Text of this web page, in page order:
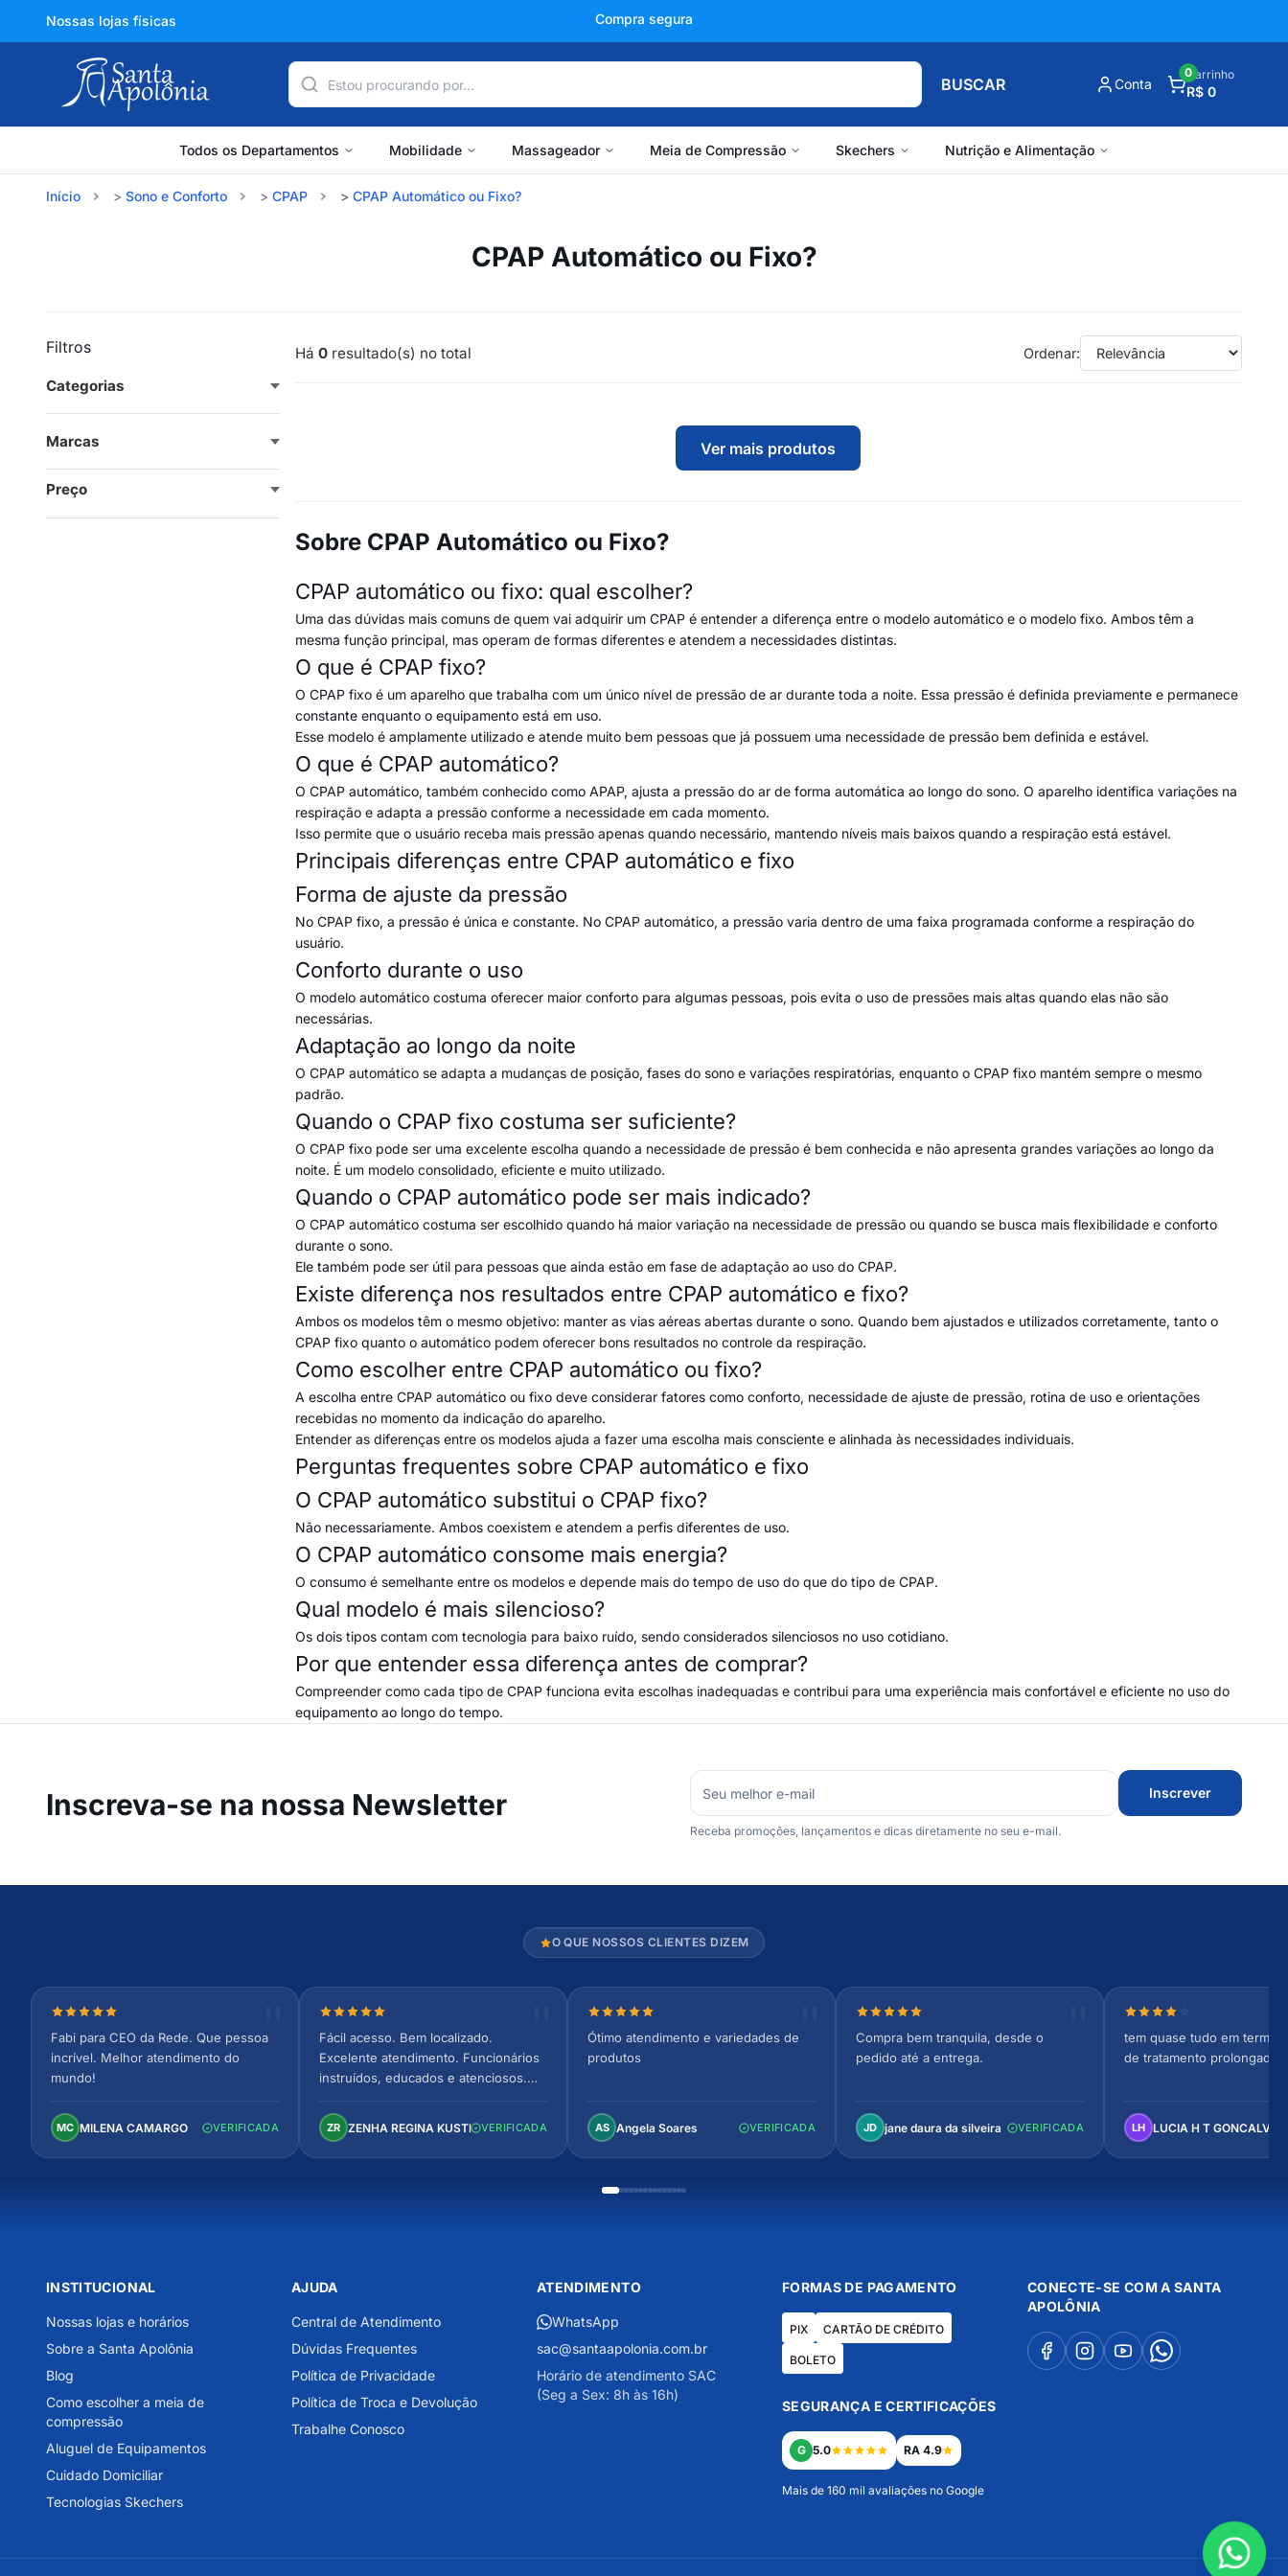
Nossas lojas físicas Compra segura
BUSCAR Conta
Carrinho
R$ 0
0
Todos os Departamentos Mobilidade Massageador Meia de Compressão Skechers Nutrição e Alimentação
Início Sono e Conforto CPAP CPAP Automático ou Fixo?
CPAP Automático ou Fixo?
Filtros
Preço
Categorias
Marcas
Há 0resultado(s) no total Ordenar:
Ver mais produtos
Sobre CPAP Automático ou Fixo?
CPAP automático ou fixo: qual escolher?
Uma das dúvidas mais comuns de quem vai adquirir um CPAP é entender a diferença entre o modelo automático e o modelo fixo. Ambos têm a
mesma função principal, mas operam de formas diferentes e atendem a necessidades distintas.
O que é CPAP fixo?
O CPAP fixo é um aparelho que trabalha com um único nível de pressão de ar durante toda a noite. Essa pressão é definida previamente e permanece
constante enquanto o equipamento está em uso.
Esse modelo é amplamente utilizado e atende muito bem pessoas que já possuem uma necessidade de pressão bem definida e estável.
O que é CPAP automático?
O CPAP automático, também conhecido como APAP, ajusta a pressão do ar de forma automática ao longo do sono. O aparelho identifica variações na
respiração e adapta a pressão conforme a necessidade em cada momento.
Isso permite que o usuário receba mais pressão apenas quando necessário, mantendo níveis mais baixos quando a respiração está estável.
Principais diferenças entre CPAP automático e fixo
Forma de ajuste da pressão
No CPAP fixo, a pressão é única e constante. No CPAP automático, a pressão varia dentro de uma faixa programada conforme a respiração do
usuário.
Conforto durante o uso
O modelo automático costuma oferecer maior conforto para algumas pessoas, pois evita o uso de pressões mais altas quando elas não são
necessárias.
Adaptação ao longo da noite
O CPAP automático se adapta a mudanças de posição, fases do sono e variações respiratórias, enquanto o CPAP fixo mantém sempre o mesmo
padrão.
Quando o CPAP fixo costuma ser suficiente?
O CPAP fixo pode ser uma excelente escolha quando a necessidade de pressão é bem conhecida e não apresenta grandes variações ao longo da
noite. É um modelo consolidado, eficiente e muito utilizado.
Quando o CPAP automático pode ser mais indicado?
O CPAP automático costuma ser escolhido quando há maior variação na necessidade de pressão ou quando se busca mais flexibilidade e conforto
durante o sono.
Ele também pode ser útil para pessoas que ainda estão em fase de adaptação ao uso do CPAP.
Existe diferença nos resultados entre CPAP automático e fixo?
Ambos os modelos têm o mesmo objetivo: manter as vias aéreas abertas durante o sono. Quando bem ajustados e utilizados corretamente, tanto o
CPAP fixo quanto o automático podem oferecer bons resultados no controle da respiração.
Como escolher entre CPAP automático ou fixo?
A escolha entre CPAP automático ou fixo deve considerar fatores como conforto, necessidade de ajuste de pressão, rotina de uso e orientações
recebidas no momento da indicação do aparelho.
Entender as diferenças entre os modelos ajuda a fazer uma escolha mais consciente e alinhada às necessidades individuais.
Perguntas frequentes sobre CPAP automático e fixo
O CPAP automático substitui o CPAP fixo?
Não necessariamente. Ambos coexistem e atendem a perfis diferentes de uso.
O CPAP automático consome mais energia?
O consumo é semelhante entre os modelos e depende mais do tempo de uso do que do tipo de CPAP.
Qual modelo é mais silencioso?
Os dois tipos contam com tecnologia para baixo ruído, sendo considerados silenciosos no uso cotidiano.
Por que entender essa diferença antes de comprar?
Compreender como cada tipo de CPAP funciona evita escolhas inadequadas e contribui para uma experiência mais confortável e eficiente no uso do
equipamento ao longo do tempo.
Inscreva-se na nossa Newsletter Inscrever
Receba promoções, lançamentos e dicas diretamente no seu e-mail.
O QUE NOSSOS CLIENTES DIZEM
Nota 5 de 5 estrelas
Fabi para CEO da Rede. Que pessoa
incrível. Melhor atendimento do
mundo!
MC MILENA CAMARGO VERIFICADA
Nota 5 de 5 estrelas
Fácil acesso. Bem localizado.
Excelente atendimento. Funcionários
instruídos, educados e atenciosos.
confortável. Perfeito!
ZR ZENHA REGINA KUSTERVERIFICADA
Nota 5 de 5 estrelas
Ótimo atendimento e variedades de
produtos
AS Angela Soares VERIFICADA
Nota 5 de 5 estrelas
Compra bem tranquila, desde o
pedido até a entrega.
JD jane daura da silveira VERIFICADA
Nota 4 de 5 estrelas
tem quase tudo em
de tratamento prolongado
LH LUCIA H T GONCALVES
INSTITUCIONAL
Nossas lojas e horários
Sobre a Santa Apolônia
Blog
Como escolher a meia de
compressão
Aluguel de Equipamentos
Cuidado Domiciliar
Tecnologias Skechers
AJUDA
Central de Atendimento
Dúvidas Frequentes
Política de Privacidade
Política de Troca e Devolução
Trabalhe Conosco
ATENDIMENTO
WhatsApp
sac@santaapolonia.com.br
Horário de atendimento SAC
(Seg a Sex: 8h às 16h)
FORMAS DE PAGAMENTO
PIX CARTÃO DE CRÉDITO
BOLETO
SEGURANÇA E CERTIFICAÇÕES
G 5.0 RA 4.9
Mais de 160 mil avaliações no Google
CONECTE-SE COM A SANTA
APOLÔNIA